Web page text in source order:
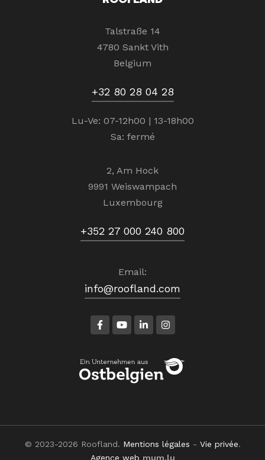
Talstraße 14
4780 Sankt Vith
Belgium
+32 80 28 04 28
Lu-Ve: 07-12h00 | 13-18h00
Sa: fermé
2, Am Hock
9991 Weiswampach
Luxembourg
+352 27 000 240 800
Email:
info@roofland.com
© 2023-2026 Roofland. Mentions légales - Vie privée.
Agence web mum.lu